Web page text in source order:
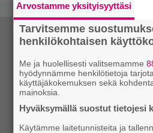
Arvostamme yksityisyyttäsi
Tarvitsemme
henkilökohtaisen
Me ja huolellisesti valitsemamme
hyödynnämme henkilötietoja
käyttäjäkokemuksen sekä
mainoksia.
Hyväksymällä suostut tietojesi
Käytämme laitetunnisteita ja